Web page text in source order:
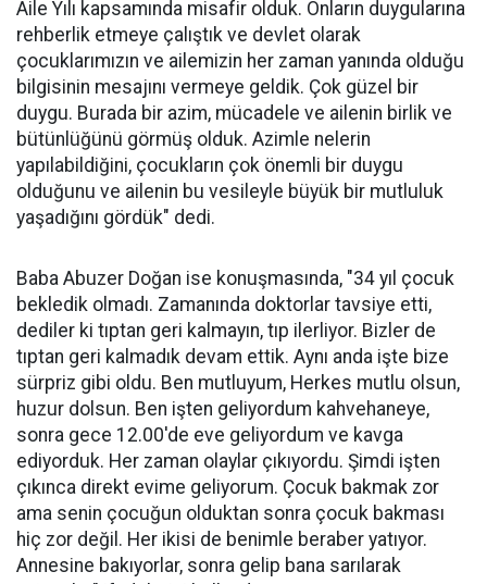
Aile Yılı kapsamında misafir olduk. Onların duygularına
rehberlik etmeye çalıştık ve devlet olarak
çocuklarımızın ve ailemizin her zaman yanında olduğu
bilgisinin mesajını vermeye geldik. Çok güzel bir
duygu. Burada bir azim, mücadele ve ailenin birlik ve
bütünlüğünü görmüş olduk. Azimle nelerin
yapılabildiğini, çocukların çok önemli bir duygu
olduğunu ve ailenin bu vesileyle büyük bir mutluluk
yaşadığını gördük" dedi.
Baba Abuzer Doğan ise konuşmasında, "34 yıl çocuk
bekledik olmadı. Zamanında doktorlar tavsiye etti,
dediler ki tıptan geri kalmayın, tıp ilerliyor. Bizler de
tıptan geri kalmadık devam ettik. Aynı anda işte bize
sürpriz gibi oldu. Ben mutluyum, Herkes mutlu olsun,
huzur dolsun. Ben işten geliyordum kahvehaneye,
sonra gece 12.00'de eve geliyordum ve kavga
ediyorduk. Her zaman olaylar çıkıyordu. Şimdi işten
çıkınca direkt evime geliyorum. Çocuk bakmak zor
ama senin çocuğun olduktan sonra çocuk bakması
hiç zor değil. Her ikisi de benimle beraber yatıyor.
Annesine bakıyorlar, sonra gelip bana sarılarak